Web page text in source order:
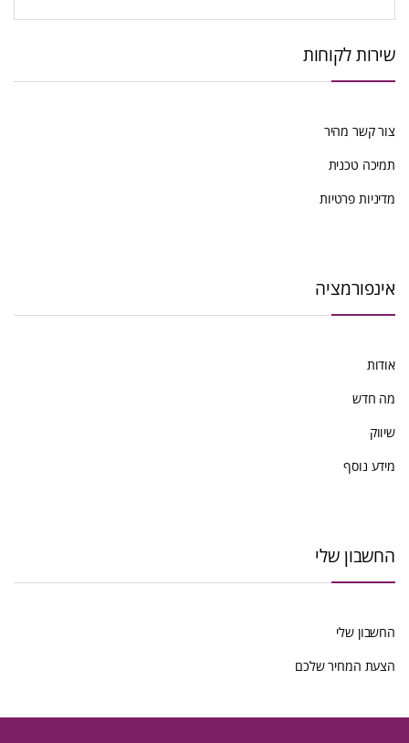
שירות לקוחות
צור קשר מהיר
תמיכה טכנית
מדיניות פרטיות
אינפורמציה
אודות
מה חדש
שיווק
מידע נוסף
החשבון שלי
החשבון שלי
הצעת המחיר שלכם